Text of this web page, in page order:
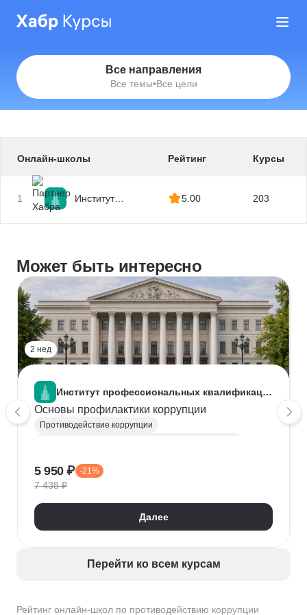
Все направления
Все темы•Все цели
Рейтинг онлайн-школ по противодействию коррупции
Онлайн-школы Рейтинг Курсы
1
Институт
5.00 203
Может быть интересно
2 нед
Институт профессиональных квалификаций
Основы профилактики коррупции
Противодействие коррупции
5 950 ₽ -21%
7 438 ₽
Далее
Перейти ко всем курсам